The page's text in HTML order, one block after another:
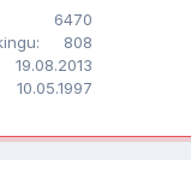
6470
808
19.08.2013
10.05.1997